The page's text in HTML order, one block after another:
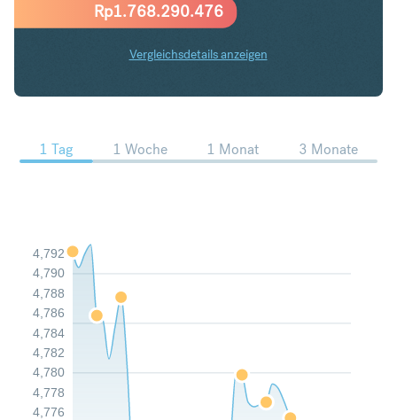
Rp1.768.290.476
Vergleichsdetails anzeigen
PLN in IDR Trends
1 Tag 1 Woche 1 Monat 3 Monate
4,776
4,778
4,780
4,782
4,784
4,786
4,788
4,790
4,792